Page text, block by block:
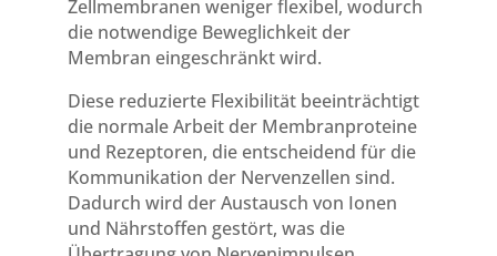
Zellmembranen weniger flexibel, wodurch
die notwendige Beweglichkeit der
Membran eingeschränkt wird.
Diese reduzierte Flexibilität beeinträchtigt
die normale Arbeit der Membranproteine
und Rezeptoren, die entscheidend für die
Kommunikation der Nervenzellen sind.
Dadurch wird der Austausch von Ionen
und Nährstoffen gestört, was die